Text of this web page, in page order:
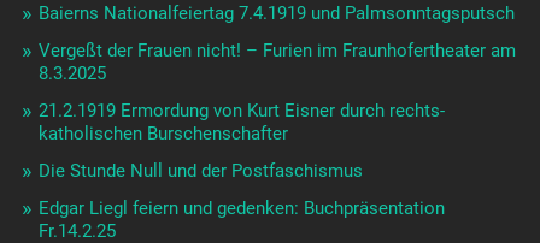
Baierns Nationalfeiertag 7.4.1919 und Palmsonntagsputsch
Vergeßt der Frauen nicht! – Furien im Fraunhofertheater am
8.3.2025
21.2.1919 Ermordung von Kurt Eisner durch rechts-
katholischen Burschenschafter
Die Stunde Null und der Postfaschismus
Edgar Liegl feiern und gedenken: Buchpräsentation
Fr.14.2.25